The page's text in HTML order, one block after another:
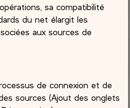
sa compatibilité
du net élargit les
aux sources de
de connexion et de
sources (Ajout des onglets